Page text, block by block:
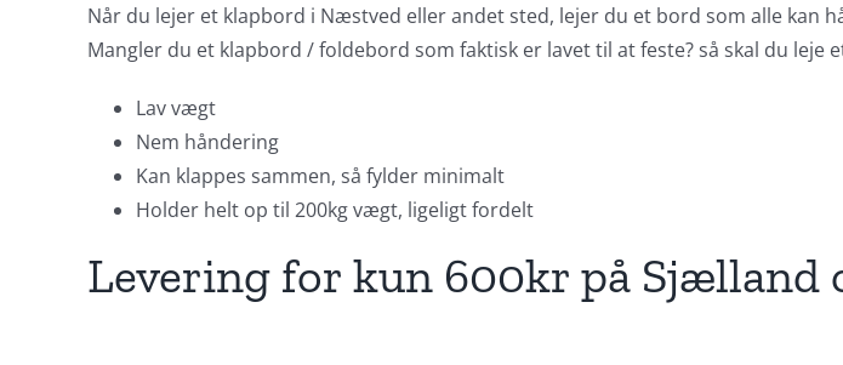
Når du lejer et klapbord i Næstved eller andet sted, lejer du et bord som alle kan
Mangler du et klapbord / foldebord som faktisk er lavet til at feste? så skal du leje
Lav vægt
Nem håndering
Kan klappes sammen, så fylder minimalt
Holder helt op til 200kg vægt, ligeligt fordelt
Levering for kun 600kr på Sjælland